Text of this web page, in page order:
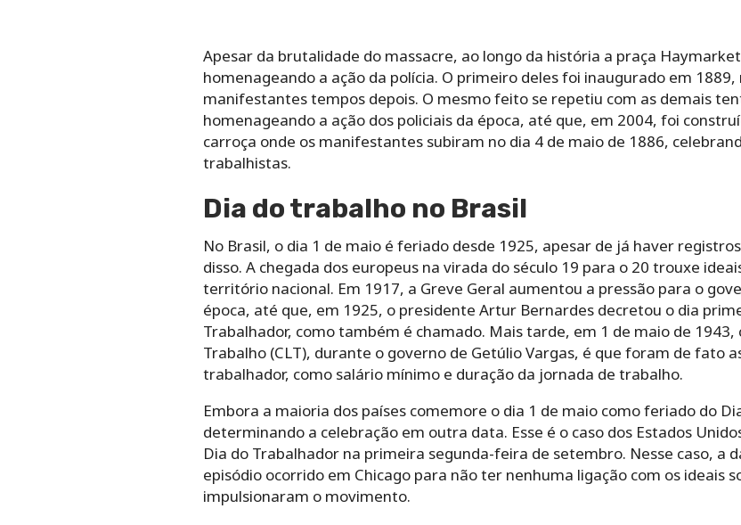
Apesar da brutalidade do massacre, ao longo da história a praça
homenageando a ação da polícia. O primeiro deles foi inaugurado em
manifestantes tempos depois. O mesmo feito se repetiu com as demais
homenageando a ação dos policiais da época, até que, em 2004, foi
carroça onde os manifestantes subiram no dia 4 de maio de 1886,
trabalhistas.
Dia do trabalho no Brasil
No Brasil, o dia 1 de maio é feriado desde 1925, apesar de já haver
disso. A chegada dos europeus na virada do século 19 para o 20 trouxe
território nacional. Em 1917, a Greve Geral aumentou a pressão para o
época, até que, em 1925, o presidente Artur Bernardes decretou o dia
Trabalhador, como também é chamado. Mais tarde, em 1 de maio de 1943,
Trabalho (CLT), durante o governo de Getúlio Vargas, é que foram de fato
trabalhador, como salário mínimo e duração da jornada de trabalho.
Embora a maioria dos países comemore o dia 1 de maio como feriado do
determinando a celebração em outra data. Esse é o caso dos Estados
Dia do Trabalhador na primeira segunda-feira de setembro. Nesse caso, a
episódio ocorrido em Chicago para não ter nenhuma ligação com os ideais
impulsionaram o movimento.